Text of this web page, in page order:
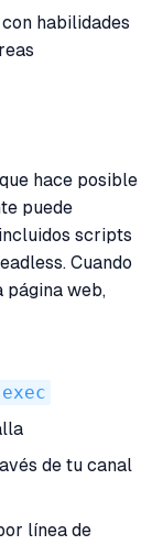
habilidades
hace posible
puede
scripts
Cuando
página web,
exec
de tu canal
línea de